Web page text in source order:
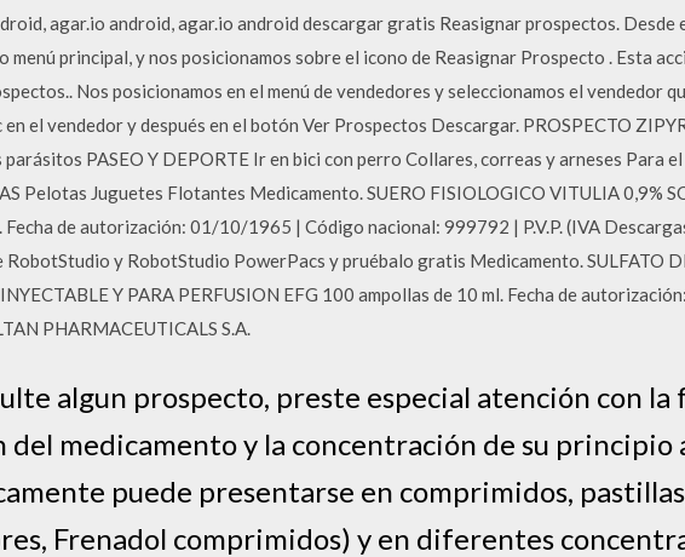
agar.io android, agar.io android descargar gratis Reasignar prospectos.
menú principal, y nos posicionamos sobre el icono de Reasignar Prospecto . Esta
Nos posicionamos en el menú de vendedores y seleccionamos el vendedor
el vendedor y después en el botón Ver Prospectos Descargar. PROSPECTO
PASEO Y DEPORTE Ir en bici con perro Collares, correas y arneses Para
Pelotas Juguetes Flotantes Medicamento. SUERO FISIOLOGICO VITULIA 0,9%
Fecha de autorización: 01/10/1965 | Código nacional: 999792 | P.V.P. (IVA
y RobotStudio PowerPacs y pruébalo gratis Medicamento. SULFATO
Y PARA PERFUSION EFG 100 ampollas de 10 ml. Fecha de
PHARMACEUTICALS S.A.
algun prospecto, preste especial atención con la
del medicamento y la concentración de su principio
puede presentarse en comprimidos,
Frenadol comprimidos) y en diferentes